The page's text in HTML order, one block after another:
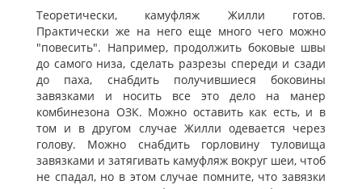
Теоретически, камуфляж Жилли готов.
Практически же на него еще много чего можно
"повесить". Например, продолжить боковые швы
до самого низа, сделать разрезы спереди и сзади
до паха, снабдить получившиеся боковины
завязками и носить все это дело на манер
комбинезона ОЗК. Можно оставить как есть, и в
том и в другом случае Жилли одевается через
голову. Можно снабдить горловину туловища
завязками и затягивать камуфляж вокруг шеи, чтоб
не спадал, но в этом случае помните, что завязки